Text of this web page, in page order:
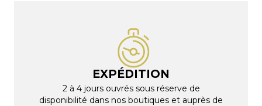
EXPÉDITION
2 à 4 jours ouvrés sous réserve de
disponibilité dans nos boutiques et auprès de